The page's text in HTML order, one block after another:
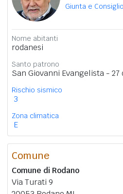
Giunta e Consiglio
Nome abitanti
rodanesi
Santo patrono
San Giovanni Evangelista - 27
Rischio sismico
3
Zona climatica
E
Comune
Comune di Rodano
Via Turati 9